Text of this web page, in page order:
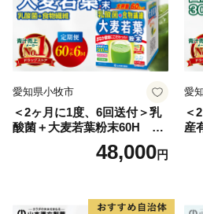
愛知県小牧市
＜2ヶ月に1度、6回送付＞乳
酸菌＋大麦若葉粉末60H 山
48,000円
愛
＜
産